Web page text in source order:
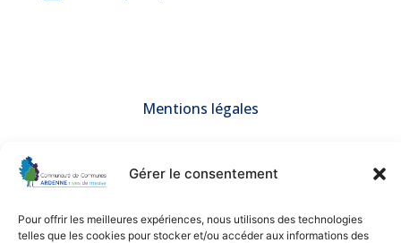
Gérer le consentement
Pour offrir les meilleures expériences, nous utilisons des technologies
telles que les cookies pour stocker et/ou accéder aux informations des
Mentions légales
© 2025 Communauté de Communes ARDENNE rives de meuse –
Tous droits réservés
Une création deBGF Communication
Nos partenaires